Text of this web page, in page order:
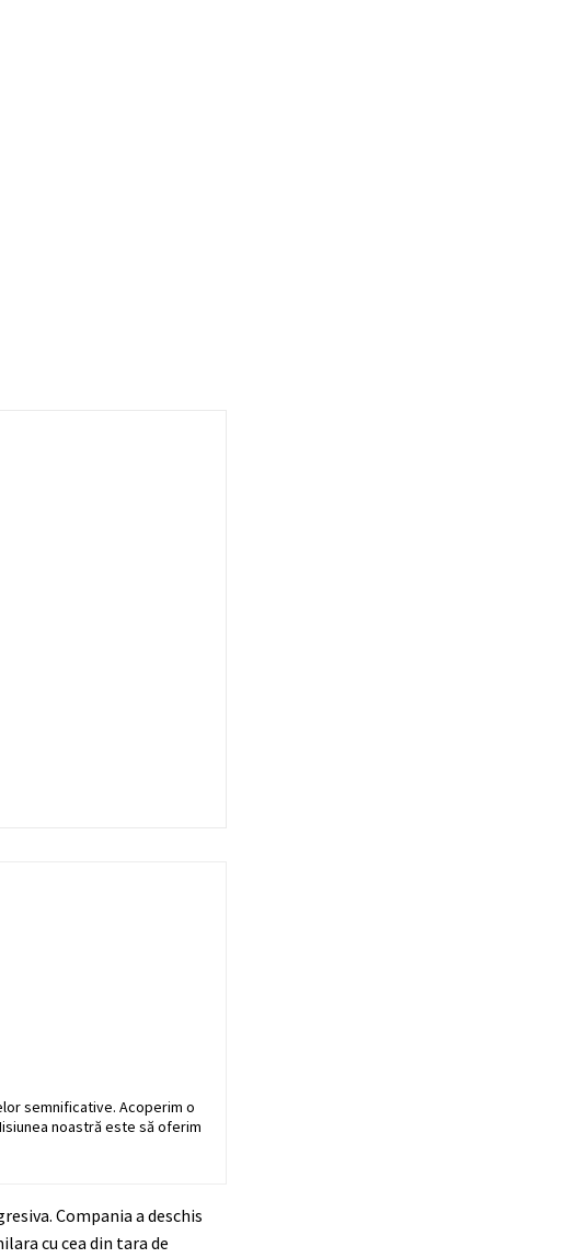
semnificative. Acoperim o
noastră este să oferim
Compania a deschis
cu cea din tara de